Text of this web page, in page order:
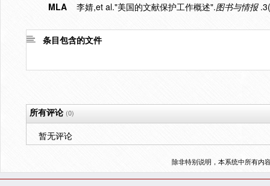
MLA
李婧,et al."美国的文献保护工作概述".图书与情报
条目包含的文件
所有评论(0)
暂无评论
除非特别说明，本系统中所有内